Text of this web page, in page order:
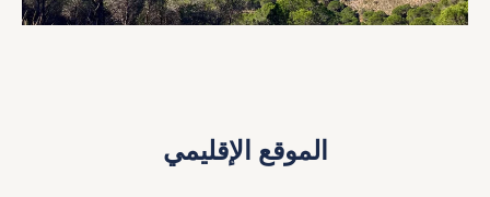
الموقع الإقليمي